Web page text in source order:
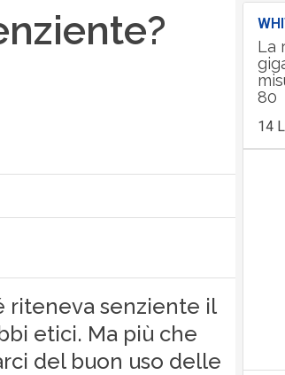
riteneva senziente il
etici. Ma più che
del buon uso delle
La
80
14